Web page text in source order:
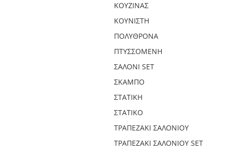
ΚΟΥΖΊΝΑΣ
ΚΟΥΝΙΣΤΉ
ΠΟΛΥΘΡΌΝΑ
ΠΤΥΣΣΌΜΕΝΗ
ΣΑΛΌΝΙ SET
ΣΚΑΜΠΌ
ΣΤΑΤΙΚΉ
ΣΤΑΤΙΚΌ
ΤΡΑΠΕΖΆΚΙ ΣΑΛΟΝΙΟΎ
ΤΡΑΠΕΖΆΚΙ ΣΑΛΟΝΙΟΎ SET